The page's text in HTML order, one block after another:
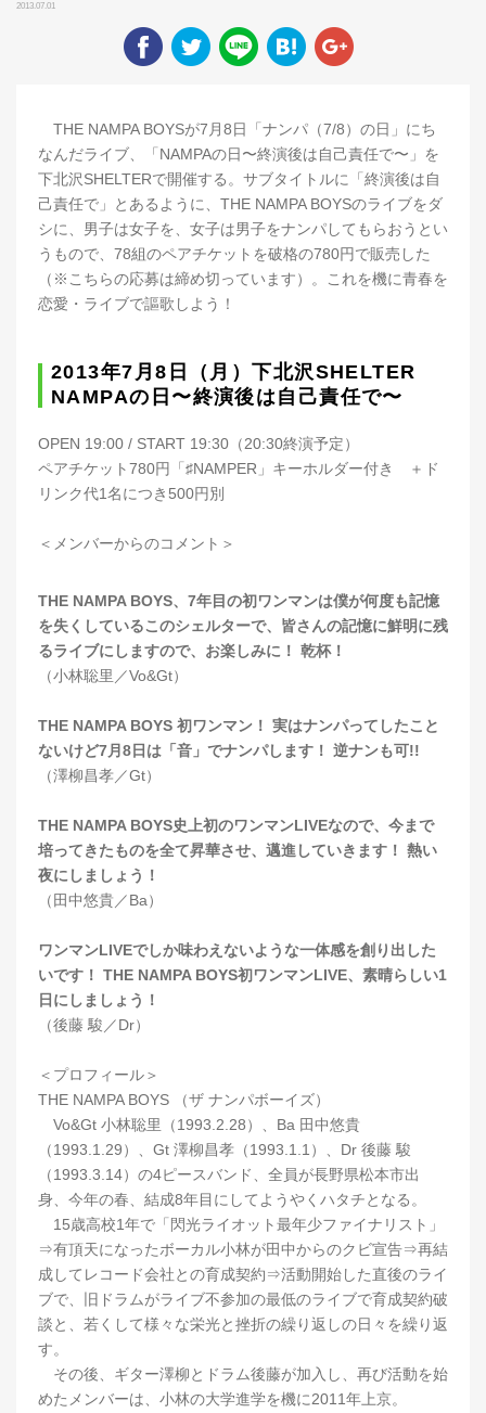
2013.07.01
THE NAMPA BOYSが7月8日「ナンパ（7/8）の日」にち
なんだライブ、「NAMPAの日〜終演後は自己責任で〜」を
下北沢SHELTERで開催する。サブタイトルに「終演後は自
己責任で」とあるように、THE NAMPA BOYSのライブをダ
シに、男子は女子を、女子は男子をナンパしてもらおうとい
うもので、78組のペアチケットを破格の780円で販売した
（※こちらの応募は締め切っています）。これを機に青春を
恋愛・ライブで謳歌しよう！
2013年7月8日（月）下北沢SHELTER
NAMPAの日〜終演後は自己責任で〜
OPEN 19:00 / START 19:30（20:30終演予定）
ペアチケット780円「♯NAMPER」キーホルダー付き ＋ド
リンク代1名につき500円別
＜メンバーからのコメント＞
THE NAMPA BOYS、7年目の初ワンマンは僕が何度も記憶
を失くしているこのシェルターで、皆さんの記憶に鮮明に残
るライブにしますので、お楽しみに！ 乾杯！
（小林聡里／Vo&Gt）
THE NAMPA BOYS 初ワンマン！ 実はナンパってしたこと
ないけど7月8日は「音」でナンパします！ 逆ナンも可!!
（澤柳昌孝／Gt）
THE NAMPA BOYS史上初のワンマンLIVEなので、今まで
培ってきたものを全て昇華させ、邁進していきます！ 熱い
夜にしましょう！
（田中悠貴／Ba）
ワンマンLIVEでしか味わえないような一体感を創り出した
いです！ THE NAMPA BOYS初ワンマンLIVE、素晴らしい1
日にしましょう！
（後藤 駿／Dr）
＜プロフィール＞
THE NAMPA BOYS （ザ ナンパボーイズ）
Vo&Gt 小林聡里（1993.2.28）、Ba 田中悠貴
（1993.1.29）、Gt 澤柳昌孝（1993.1.1）、Dr 後藤 駿
（1993.3.14）の4ピースバンド、全員が長野県松本市出
身、今年の春、結成8年目にしてようやくハタチとなる。
15歳高校1年で「閃光ライオット最年少ファイナリスト」
⇒有頂天になったボーカル小林が田中からのクビ宣告⇒再結
成してレコード会社との育成契約⇒活動開始した直後のライ
ブで、旧ドラムがライブ不参加の最低のライブで育成契約破
談と、若くして様々な栄光と挫折の繰り返しの日々を繰り返
す。
その後、ギター澤柳とドラム後藤が加入し、再び活動を始
めたメンバーは、小林の大学進学を機に2011年上京。